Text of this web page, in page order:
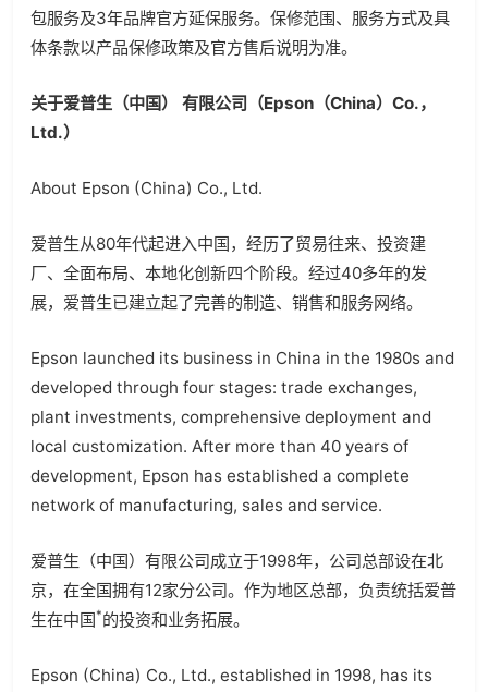
包服务及3年品牌官方延保服务。保修范围、服务方式及具
体条款以产品保修政策及官方售后说明为准。
关于爱普生（中国） 有限公司（Epson（China）Co.，
Ltd.）
About Epson (China) Co., Ltd.
爱普生从80年代起进入中国，经历了贸易往来、投资建
厂、全面布局、本地化创新四个阶段。经过40多年的发
展，爱普生已建立起了完善的制造、销售和服务网络。
Epson launched its business in China in the 1980s and
developed through four stages: trade exchanges,
plant investments, comprehensive deployment and
local customization. After more than 40 years of
development, Epson has established a complete
network of manufacturing, sales and service.
爱普生（中国）有限公司成立于1998年，公司总部设在北
京，在全国拥有12家分公司。作为地区总部，负责统括爱普
生在中国*的投资和业务拓展。
Epson (China) Co., Ltd., established in 1998, has its